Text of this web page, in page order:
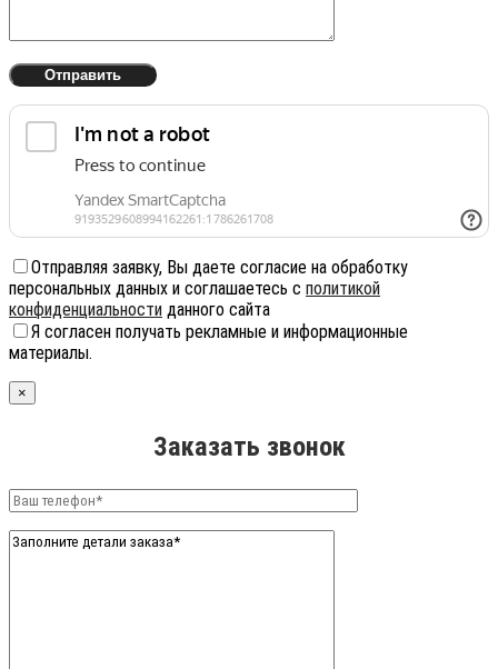
Отправляя заявку, Вы даете согласие на обработку
персональных данных и соглашаетесь с политикой
конфиденциальности данного сайта
Я согласен получать рекламные и информационные
материалы.
×
Заказать звонок